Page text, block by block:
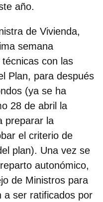
año.
de Vivienda,
semana
con las
Plan, para después
(ya se ha
28 de abril la
preparar la
el criterio de
plan). Una vez se
autonómico,
de Ministros para
a ser ratificados por